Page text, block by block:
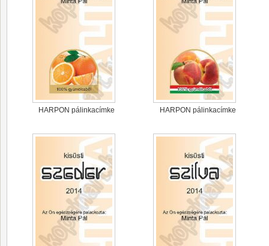
HARPON pálinkacímke HARPON pálinkacímke